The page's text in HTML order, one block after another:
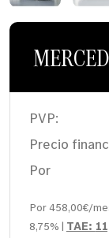
PVP:
Precio
Por
Por 458,00€/
8,75% | TAE: